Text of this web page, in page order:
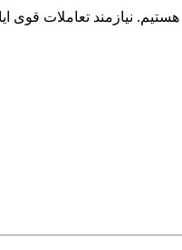
نیازمند تعاملات قوی